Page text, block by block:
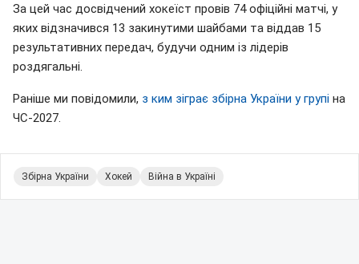
За цей час досвідчений хокеїст провів 74 офіційні матчі, у
яких відзначився 13 закинутими шайбами та віддав 15
результативних передач, будучи одним із лідерів
роздягальні.
Раніше ми повідомили, з ким зіграє збірна України у групі на
ЧС-2027.
Збірна України Хокей Війна в Україні